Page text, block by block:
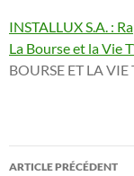
INSTALLUX S.A. :
La Bourse et la Vie
BOURSE ET LA VIE
Navigation
ARTICLE PRÉCÉDENT